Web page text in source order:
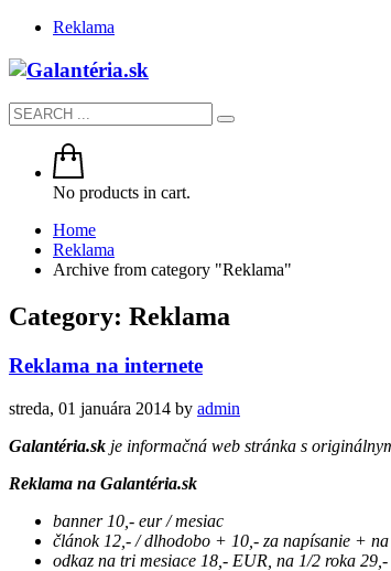
Reklama
No products in cart.
Home
Reklama
Archive from category "Reklama"
Category: Reklama
Reklama na internete
streda, 01 januára 2014 by admin
Galantéria.sk je informačná web stránka s
Reklama na Galantéria.sk
banner 10,- eur / mesiac
článok 12,- / dlhodobo + 10,- za napísanie +
odkaz na tri mesiace 18,- EUR, na 1/2 roka